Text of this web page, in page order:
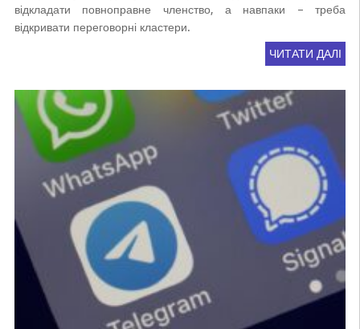
відкладати повноправне членство, а навпаки – треба
відкривати переговорні кластери.
ЧИТАТИ ДАЛІ